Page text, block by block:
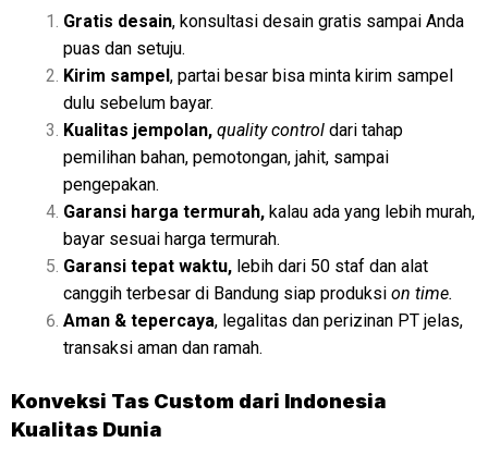
Gratis desain, konsultasi desain gratis sampai Anda
puas dan setuju.
Kirim sampel, partai besar bisa minta kirim sampel
dulu sebelum bayar.
Kualitas jempolan, quality control dari tahap
pemilihan bahan, pemotongan, jahit, sampai
pengepakan.
Garansi harga termurah, kalau ada yang lebih murah,
bayar sesuai harga termurah.
Garansi tepat waktu, lebih dari 50 staf dan alat
canggih terbesar di Bandung siap produksi on time.
Aman & tepercaya, legalitas dan perizinan PT jelas,
transaksi aman dan ramah.
Konveksi Tas Custom dari Indonesia
Kualitas Dunia